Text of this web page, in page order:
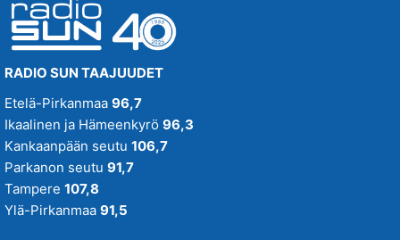
RADIO SUN TAAJUUDET
Etelä-Pirkanmaa 96,7
Ikaalinen ja Hämeenkyrö 96,3
Kankaanpään seutu 106,7
Parkanon seutu 91,7
Tampere 107,8
Ylä-Pirkanmaa 91,5